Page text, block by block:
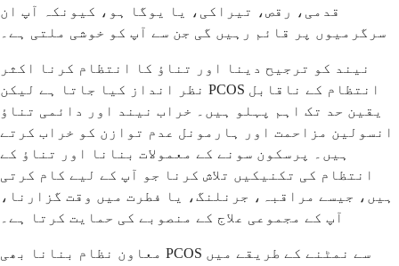
قدمی، رقص، تیراکی، یا یوگا ہو، کیونکہ آپ ان
سرگرمیوں پر قائم رہیں گی جن سے آپ کو خوشی ملتی ہے۔
نیند کو ترجیح دینا اور تناؤ کا انتظام کرنا اکثر
نظر انداز کیا جاتا ہے لیکن PCOS انتظام کے ناقابل
یقین حد تک اہم پہلو ہیں۔ خراب نیند اور دائمی تناؤ
انسولین مزاحمت اور ہارمونل عدم توازن کو خراب کرتے
ہیں۔ پرسکون سونے کے معمولات بنانا اور تناؤ کے
انتظام کی تکنیکیں تلاش کرنا جو آپ کے لیے کام کرتی
ہیں، جیسے مراقبہ، جرنلنگ، یا فطرت میں وقت گزارنا،
آپ کے مجموعی علاج کے منصوبے کی حمایت کرتا ہے۔
معاون نظام بنانا بھی PCOS سے نمٹنے کے طریقے میں